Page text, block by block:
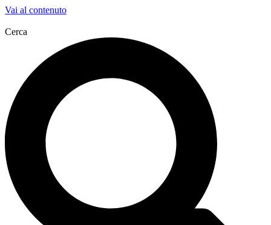
Vai al contenuto
Cerca